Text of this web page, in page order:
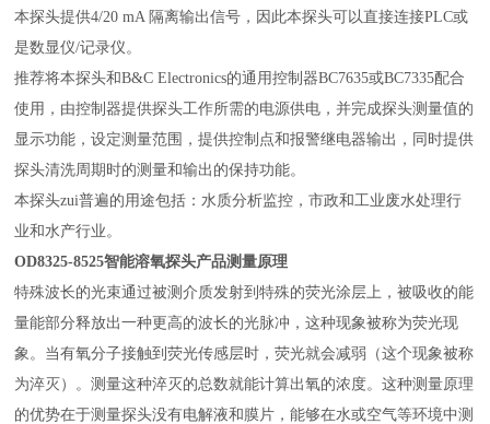
本探头提供4/20 mA 隔离输出信号，因此本探头可以直接连接PLC或
是数显仪/记录仪。
推荐将本探头和B&C Electronics的通用控制器BC7635或BC7335配合
使用，由控制器提供探头工作所需的电源供电，并完成探头测量值的
显示功能，设定测量范围，提供控制点和报警继电器输出，同时提供
探头清洗周期时的测量和输出的保持功能。
本探头zui普遍的用途包括：水质分析监控，市政和工业废水处理行
业和水产行业。
OD8325-8525智能溶氧探头产品测量原理
特殊波长的光束通过被测介质发射到特殊的荧光涂层上，被吸收的能
量能部分释放出一种更高的波长的光脉冲，这种现象被称为荧光现
象。当有氧分子接触到荧光传感层时，荧光就会减弱（这个现象被称
为淬灭）。测量这种淬灭的总数就能计算出氧的浓度。这种测量原理
的优势在于测量探头没有电解液和膜片，能够在水或空气等环境中测